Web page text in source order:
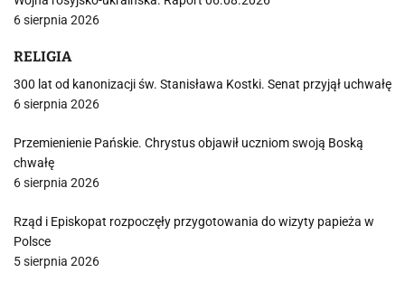
6 sierpnia 2026
RELIGIA
300 lat od kanonizacji św. Stanisława Kostki. Senat przyjął uchwałę
6 sierpnia 2026
Przemienienie Pańskie. Chrystus objawił uczniom swoją Boską
chwałę
6 sierpnia 2026
Rząd i Episkopat rozpoczęły przygotowania do wizyty papieża w
Polsce
5 sierpnia 2026